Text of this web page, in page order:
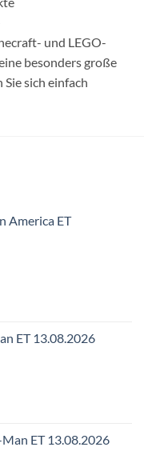
und LEGO-
besonders große
sich einfach
America ET
ET 13.08.2026
ET 13.08.2026